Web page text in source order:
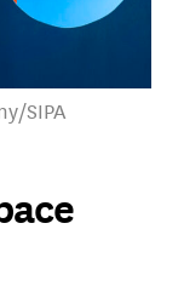
SIPA